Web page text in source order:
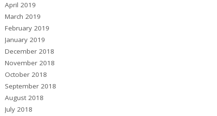
April 2019
March 2019
February 2019
January 2019
December 2018
November 2018
October 2018
September 2018
August 2018
July 2018